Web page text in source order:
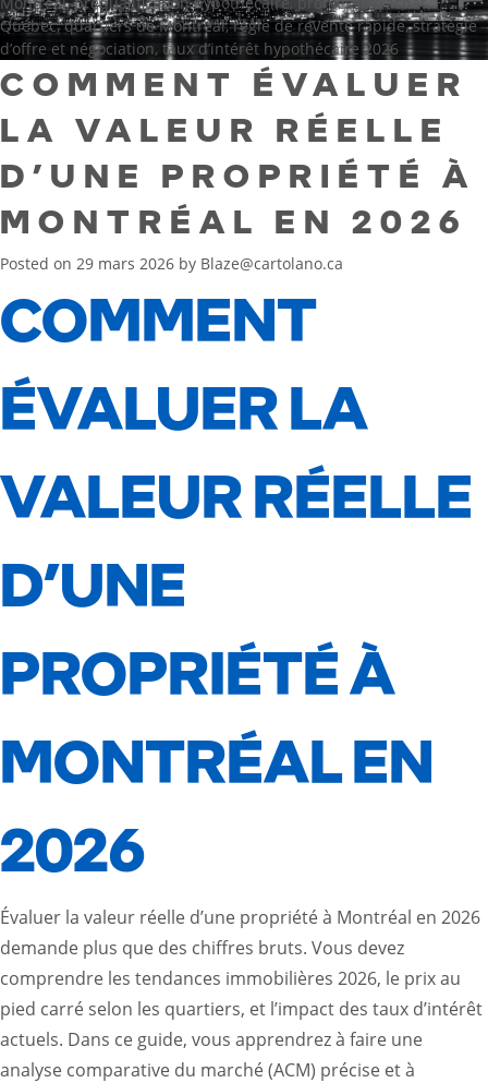
Québec,quartiers de Montréal,règle de revente rapide,stratégie
d’offre et négociation, taux d’intérêt hypothécaire 2026
COMMENT ÉVALUER
LA VALEUR RÉELLE
D’UNE PROPRIÉTÉ À
MONTRÉAL EN 2026
Posted on 29 mars 2026 by Blaze@cartolano.ca
COMMENT
ÉVALUER LA
VALEUR RÉELLE
D’UNE
PROPRIÉTÉ À
MONTRÉAL EN
2026
Évaluer la valeur réelle d’une propriété à Montréal en 2026
demande plus que des chiffres bruts. Vous devez
comprendre les tendances immobilières 2026, le prix au
pied carré selon les quartiers, et l’impact des taux d’intérêt
actuels. Dans ce guide, vous apprendrez à faire une
analyse comparative du marché (ACM) précise et à